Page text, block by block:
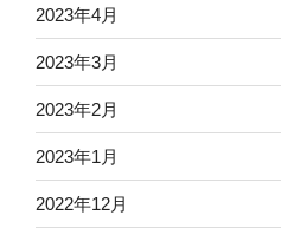
2023年4月
2023年3月
2023年2月
2023年1月
2022年12月